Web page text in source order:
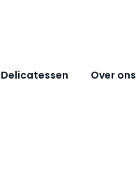
Delicatessen Over ons